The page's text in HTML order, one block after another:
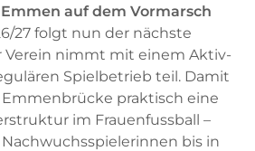
auf dem Vormarsch
27 folgt nun der nächste
Verein nimmt mit einem Aktiv-
Spielbetrieb teil. Damit
praktisch eine
im Frauenfussball –
bis in